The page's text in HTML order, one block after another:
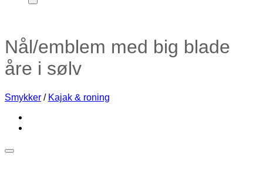
Nål/emblem med big blade
åre i sølv
Smykker / Kajak & roning